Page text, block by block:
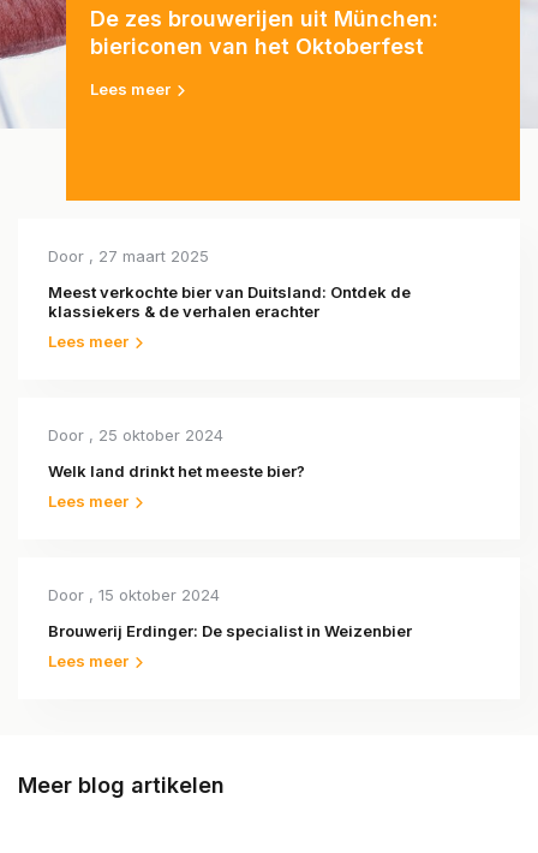
De zes brouwerijen uit München:
biericonen van het Oktoberfest
Lees meer
Door , 27 maart 2025
Meest verkochte bier van Duitsland: Ontdek de
klassiekers & de verhalen erachter
Lees meer
Door , 25 oktober 2024
Welk land drinkt het meeste bier?
Lees meer
Door , 15 oktober 2024
Brouwerij Erdinger: De specialist in Weizenbier
Lees meer
Meer blog artikelen